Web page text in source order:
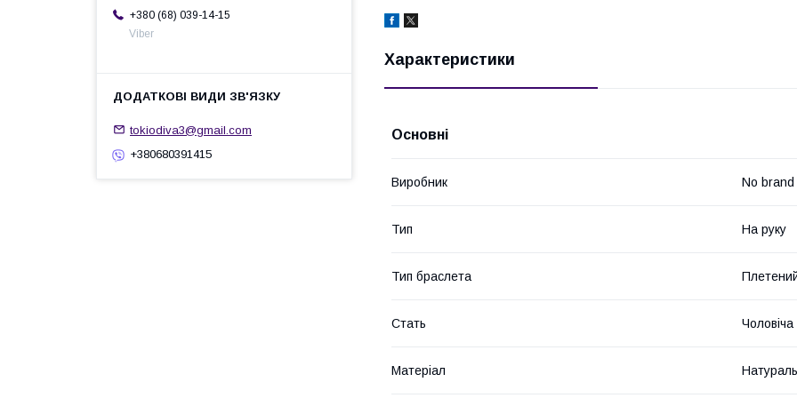
Характеристики
Основні
Виробник No brand
Тип На руку
Тип браслета
Стать Чоловіча
Матеріал
+380 (68) 039-14-15
Viber
tokiodiva3@gmail.com
+380680391415